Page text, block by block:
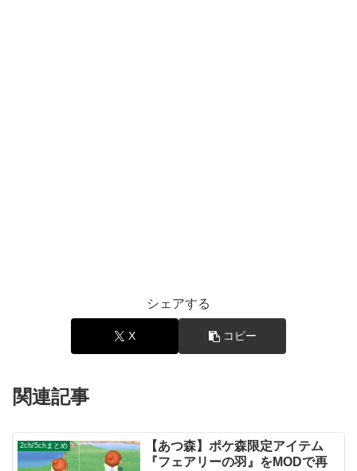
シェアする
X コピー
関連記事
2ch/5chまとめ
【あつ森】ポケ森限定アイテム
『フェアリーの羽』をMODで再